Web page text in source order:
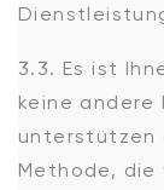
3.3. Es ist
keine andere
unterstützen
Methode, die